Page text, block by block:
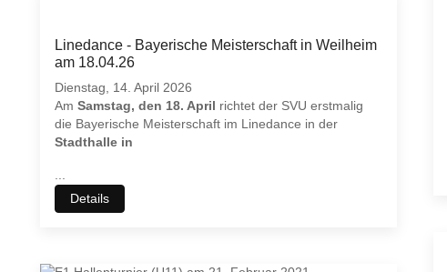
Linedance - Bayerische Meisterschaft in Weilheim
am 18.04.26
Dienstag, 14. April 2026
Am Samstag, den 18. April richtet der SVU erstmalig
die Bayerische Meisterschaft im Linedance in der
Stadthalle in
Details